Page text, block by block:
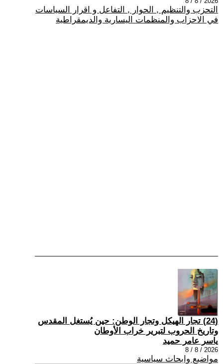
التحزب والتنظيم , الحوار , التفاعل و اقرار السياسات
في الاحزاب والمنظمات اليسارية والديمقراطية
(24) تجار الهيكل وتجار الوطن: حين يُستغل المقدس
وتاريخ الحروب لتبرير خراب الأوطان
ياسر عامر حميد
2026 / 8 / 8
مواضيع وابحاث سياسية